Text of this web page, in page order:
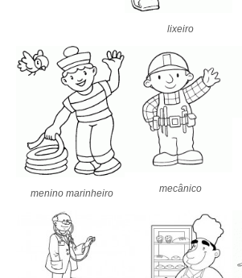
lixeiro
menino marinheiro mecânico